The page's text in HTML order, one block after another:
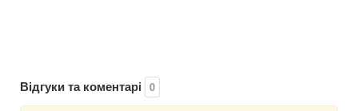
Відгуки та коментарі 0